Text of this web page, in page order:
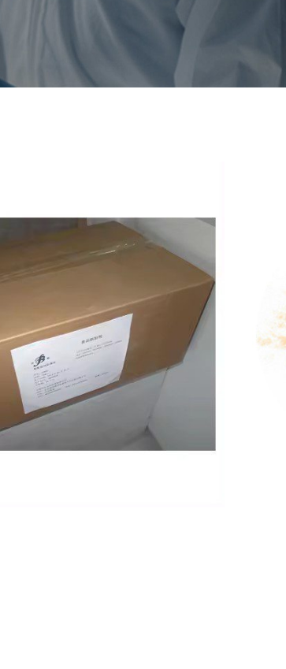
за поръчка: 20 тона
и опаковане: 25 кг/торба,
Хранителни консерванти
Добави в списъка